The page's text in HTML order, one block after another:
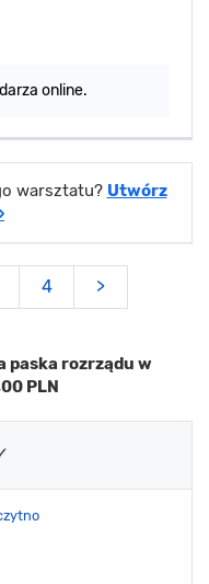
online.
warsztatu? Utwórz
4 >
paska rozrządu w
PLN